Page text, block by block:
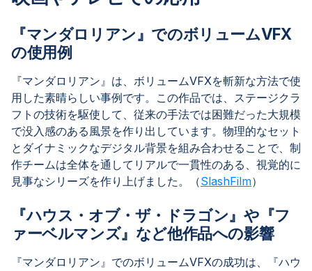
『マンダロリアン』でのボリュームVFX
の使用例
『マンダロリアン』は、ボリュームVFXを斬新な方法で使
用した素晴らしい事例です。この作品では、ステージクラ
フトの技術を駆使して、従来の手法では困難だった大規模
で没入感のある風景を作り出しています。物理的なセット
とダイナミックなデジタル背景を組み合わせることで、制
作チームは全体を通してリアルで一貫性のある、視覚的に
見事なシリーズを作り上げました。（SlashFilm）
『ハウス・オブ・ザ・ドラゴン』や『フ
ァーベルマンズ』など他作品への影響
『マンダロリアン』でのボリュームVFXの成功は、『ハウ